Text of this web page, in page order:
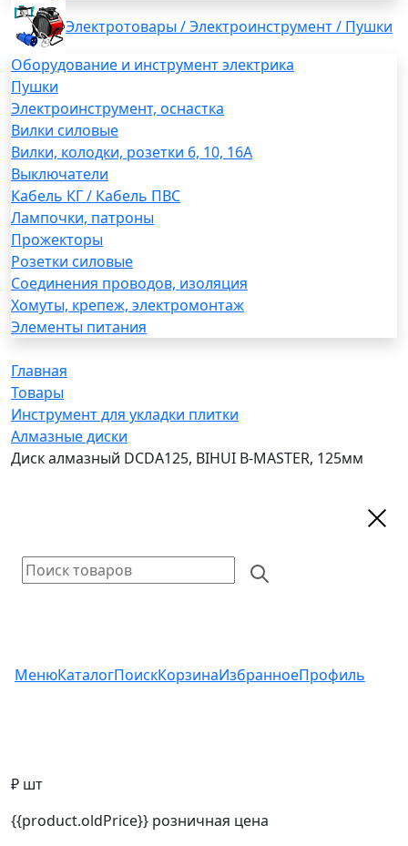
Электротовары / Электроинструмент / Пушки
Оборудование и инструмент электрика
Пушки
Электроинструмент, оснастка
Вилки силовые
Вилки, колодки, розетки 6, 10, 16А
Выключатели
Кабель КГ / Кабель ПВС
Лампочки, патроны
Прожекторы
Розетки силовые
Соединения проводов, изоляция
Хомуты, крепеж, электромонтаж
Элементы питания
Главная
Товары
Инструмент для укладки плитки
Алмазные диски
Диск алмазный DCDA125, BIHUI B-MASTER, 125мм
МенюКаталогПоискКорзинаИзбранноеПрофиль
₽ шт
{{product.oldPrice}} розничная цена